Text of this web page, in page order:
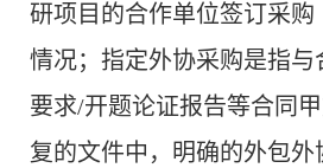
研项目的合作单位签订采购
情况；指定外协采购是指与
要求/开题论证报告等合同
复的文件中，明确的外包外